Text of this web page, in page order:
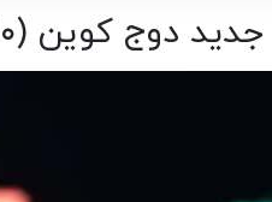
کوین (۳۰ دی ۱۴۰۳)